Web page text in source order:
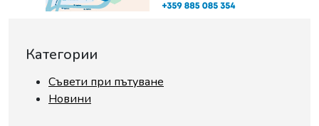
Категории
Съвети при пътуване
Новини